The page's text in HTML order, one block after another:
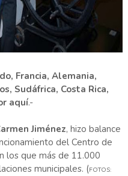
Francia, Alemania,
Sudáfrica, Costa Rica,
aquí.-
Jiménez, hizo balance
del Centro de
los que más de 11.000
municipales. (FOTOS: